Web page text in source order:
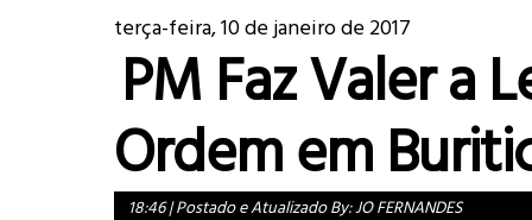
terça-feira, 10 de janeiro de 2017
PM Faz Valer a
Ordem em
18:46|Postado e Atualizado By:JO FERNANDES